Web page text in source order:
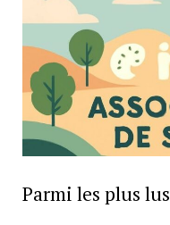
Parmi les plus lus